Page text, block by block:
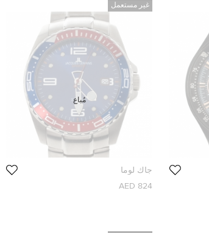
غير مستعمل
جاك لوما
824 AED
مُباع